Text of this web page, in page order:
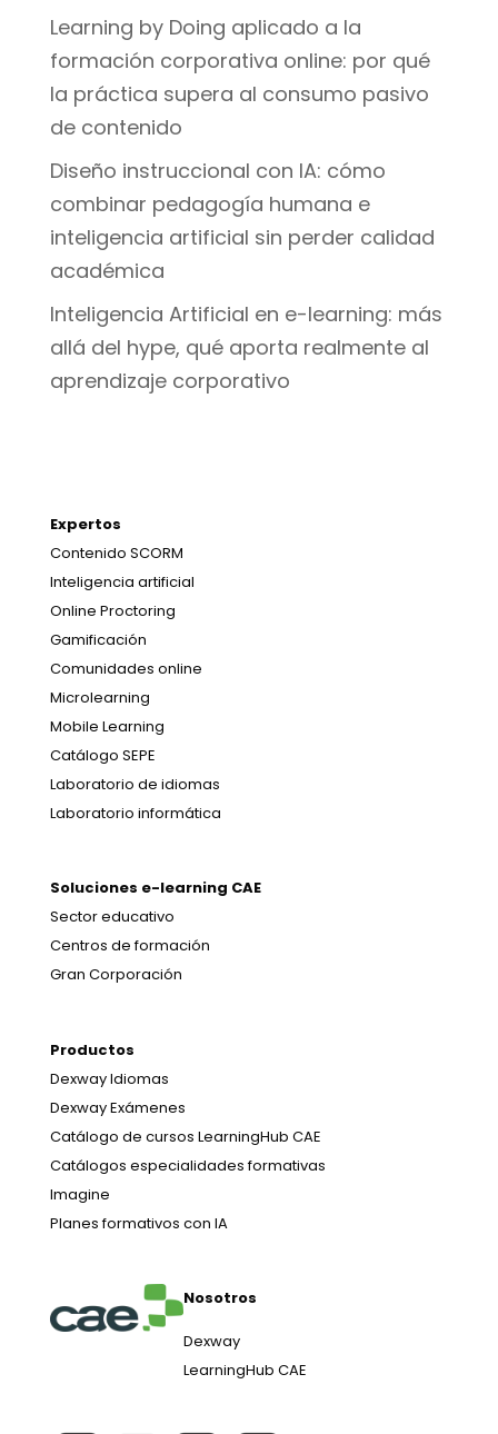
Learning by Doing aplicado a la
formación corporativa online: por qué
la práctica supera al consumo pasivo
de contenido
Diseño instruccional con IA: cómo
combinar pedagogía humana e
inteligencia artificial sin perder calidad
académica
Inteligencia Artificial en e-learning: más
allá del hype, qué aporta realmente al
aprendizaje corporativo
Expertos
Contenido SCORM
Inteligencia artificial
Online Proctoring
Gamificación
Comunidades online
Microlearning
Mobile Learning
Catálogo SEPE
Laboratorio de idiomas
Laboratorio informática
Soluciones e-learning CAE
Sector educativo
Centros de formación
Gran Corporación
Productos
Dexway Idiomas
Dexway Exámenes
Catálogo de cursos LearningHub CAE
Catálogos especialidades formativas
Imagine
Planes formativos con IA
Nosotros
Dexway
LearningHub CAE